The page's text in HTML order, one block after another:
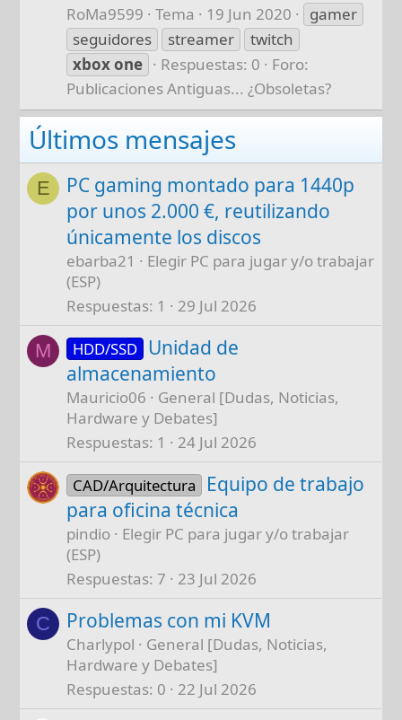
RoMa9599 Tema 19 Jun 2020
gamer
seguidores
streamer
twitch
xboxone Respuestas: 0
Foro:
Publicaciones Antiguas... ¿Obsoletas?
Últimos mensajes
E
PC gaming montado para 1440p
por unos 2.000 €, reutilizando
únicamente los discos
ebarba21
Elegir PC para jugar y/o trabajar
(ESP)
Respuestas 1 29 Jul 2026
M HDD/SSD Unidad de
almacenamiento
Mauricio06
General [Dudas, Noticias,
Hardware y Debates]
Respuestas 1 24 Jul 2026
CAD/Arquitectura
Equipo de trabajo
para oficina técnica
pindio
Elegir PC para jugar y/o trabajar
(ESP)
Respuestas 7 23 Jul 2026
C Problemas con mi KVM
Charlypol
General [Dudas, Noticias,
Hardware y Debates]
Respuestas 0 22 Jul 2026